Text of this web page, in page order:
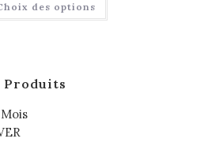
des options
Produits